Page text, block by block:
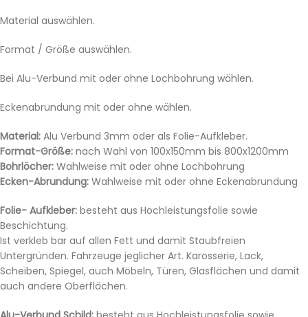
Material auswählen.
Format / Größe auswählen.
Bei Alu-Verbund mit oder ohne Lochbohrung wählen.
Eckenabrundung mit oder ohne wählen.
Material: Alu Verbund 3mm oder als Folie-Aufkleber.
Format-Größe: nach Wahl von 100x150mm bis 800x1200mm
Bohrlöcher: Wahlweise mit oder ohne Lochbohrung
Ecken-Abrundung: Wahlweise mit oder ohne Eckenabrundung
Folie- Aufkleber: besteht aus Hochleistungsfolie sowie
Beschichtung.
Ist verkleb bar auf allen Fett und damit Staubfreien
Untergründen. Fahrzeuge jeglicher Art. Karosserie, Lack,
Scheiben, Spiegel, auch Möbeln, Türen, Glasflächen und damit
auch andere Oberflächen.